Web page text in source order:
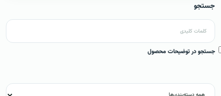
جستجو
جستجو در توضیحات محصول